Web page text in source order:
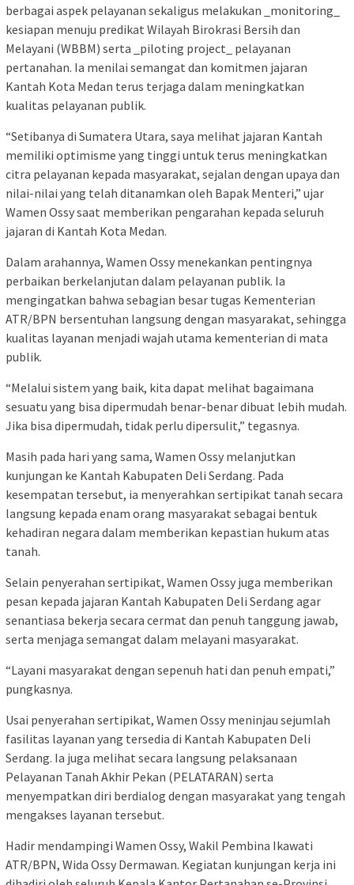
berbagai aspek pelayanan sekaligus melakukan _monitoring_
kesiapan menuju predikat Wilayah Birokrasi Bersih dan
Melayani (WBBM) serta _piloting project_ pelayanan
pertanahan. Ia menilai semangat dan komitmen jajaran
Kantah Kota Medan terus terjaga dalam meningkatkan
kualitas pelayanan publik.
“Setibanya di Sumatera Utara, saya melihat jajaran Kantah
memiliki optimisme yang tinggi untuk terus meningkatkan
citra pelayanan kepada masyarakat, sejalan dengan upaya dan
nilai-nilai yang telah ditanamkan oleh Bapak Menteri,” ujar
Wamen Ossy saat memberikan pengarahan kepada seluruh
jajaran di Kantah Kota Medan.
Dalam arahannya, Wamen Ossy menekankan pentingnya
perbaikan berkelanjutan dalam pelayanan publik. Ia
mengingatkan bahwa sebagian besar tugas Kementerian
ATR/BPN bersentuhan langsung dengan masyarakat, sehingga
kualitas layanan menjadi wajah utama kementerian di mata
publik.
“Melalui sistem yang baik, kita dapat melihat bagaimana
sesuatu yang bisa dipermudah benar-benar dibuat lebih mudah.
Jika bisa dipermudah, tidak perlu dipersulit,” tegasnya.
Masih pada hari yang sama, Wamen Ossy melanjutkan
kunjungan ke Kantah Kabupaten Deli Serdang. Pada
kesempatan tersebut, ia menyerahkan sertipikat tanah secara
langsung kepada enam orang masyarakat sebagai bentuk
kehadiran negara dalam memberikan kepastian hukum atas
tanah.
Selain penyerahan sertipikat, Wamen Ossy juga memberikan
pesan kepada jajaran Kantah Kabupaten Deli Serdang agar
senantiasa bekerja secara cermat dan penuh tanggung jawab,
serta menjaga semangat dalam melayani masyarakat.
“Layani masyarakat dengan sepenuh hati dan penuh empati,”
pungkasnya.
Usai penyerahan sertipikat, Wamen Ossy meninjau sejumlah
fasilitas layanan yang tersedia di Kantah Kabupaten Deli
Serdang. Ia juga melihat secara langsung pelaksanaan
Pelayanan Tanah Akhir Pekan (PELATARAN) serta
menyempatkan diri berdialog dengan masyarakat yang tengah
mengakses layanan tersebut.
Hadir mendampingi Wamen Ossy, Wakil Pembina Ikawati
ATR/BPN, Wida Ossy Dermawan. Kegiatan kunjungan kerja ini